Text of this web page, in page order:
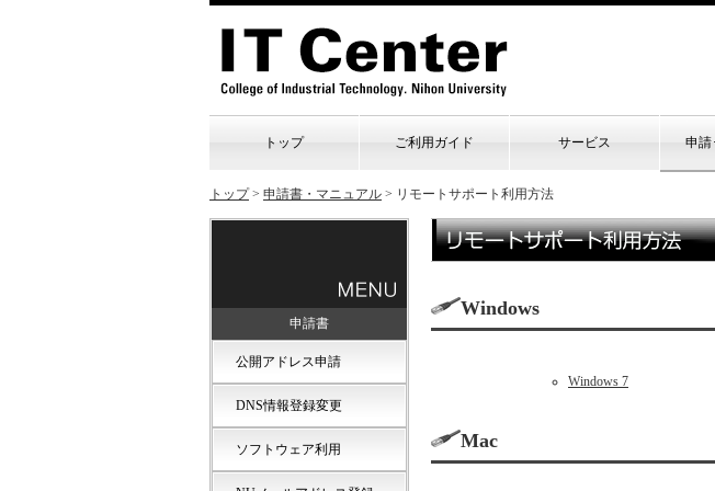
トップ ご利用ガイド サービス 申請
トップ> 申請書・マニュアル > リモートサポート利用方法
Windows
Windows 7
Mac
申請書
公開アドレス申請
DNS情報登録変更
ソフトウェア利用